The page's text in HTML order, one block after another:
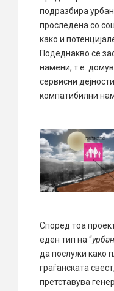
подразбира
проследена со
како и
Подеднакво се
намени, т.е.
сервисни
компатибилни
Според тоа
еден тип на “
да послужи како
граѓанската
претставува